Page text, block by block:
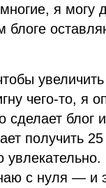
я могу
блоге
чего-то, я
сделает
получить
с нуля — и